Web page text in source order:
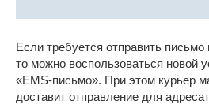
Если требуется отправить
то можно воспользоваться новой
«EMS-письмо». При этом курьер
доставит отправление для